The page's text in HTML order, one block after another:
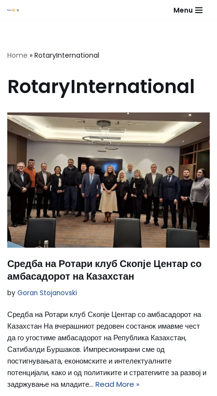
Menu
Home » RotaryInternational
RotaryInternational
Средба на Ротари клуб Скопје Центар со
амбасадорот на Казахстан
by Goran Stojanovski
Средба на Ротари клуб Скопје Центар со амбасадорот на
Казахстан На вчерашниот редовен состанок имавме чест
да го угостиме амбасадорот на Република Казахстан,
Сатибалди Буршаков. Импресионирани сме од
постигнувањата, економските и интелектуалните
потенцијали, како и од политиките и стратегиите за развој и
задржување на младите… Read More »